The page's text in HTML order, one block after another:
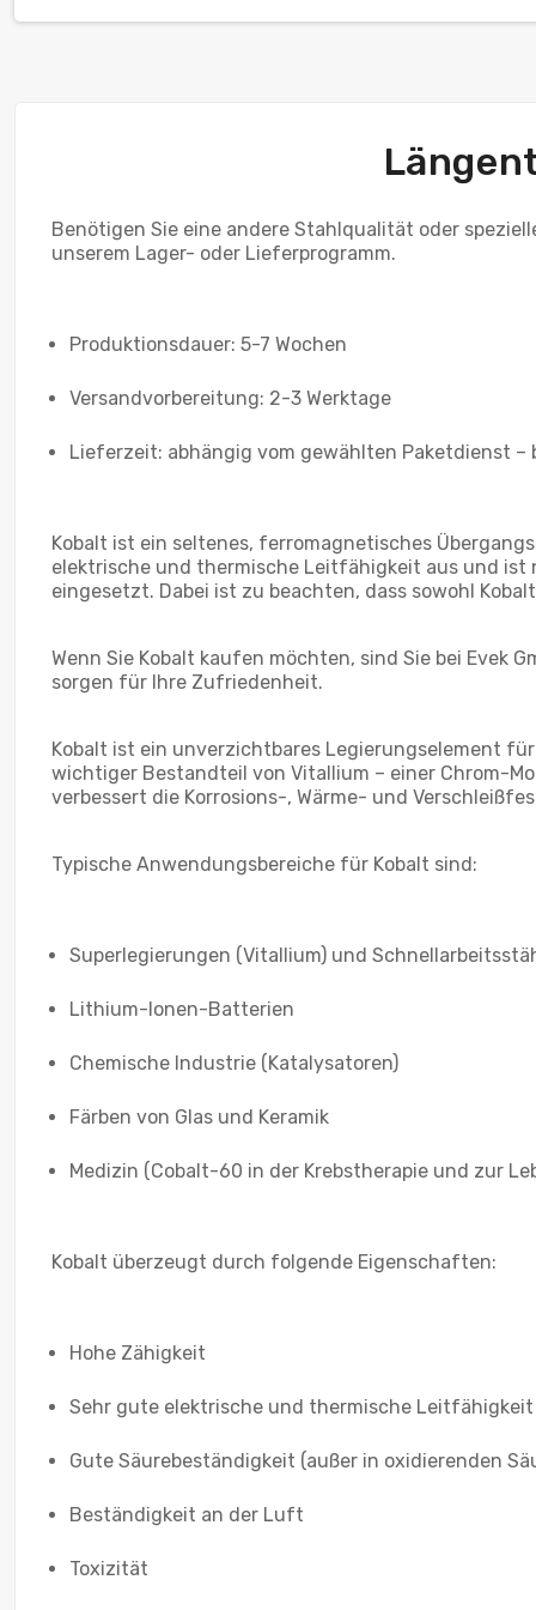
Benötigen Sie eine andere Stahlqualität oder
unserem Lager- oder Lieferprogramm.
Produktionsdauer: 5-7 Wochen
Versandvorbereitung: 2-3 Werktage
Lieferzeit: abhängig vom gewählten Paketdienst –
Kobalt ist ein seltenes, ferromagnetisches
elektrische und thermische Leitfähigkeit aus und
eingesetzt. Dabei ist zu beachten, dass sowohl
Wenn Sie Kobalt kaufen möchten, sind Sie bei Evek
sorgen für Ihre Zufriedenheit.
Kobalt ist ein unverzichtbares Legierungselement
wichtiger Bestandteil von Vitallium – einer Chrom-
verbessert die Korrosions-, Wärme- und
Typische Anwendungsbereiche für Kobalt sind:
Superlegierungen (Vitallium) und
Lithium-Ionen-Batterien
Chemische Industrie (Katalysatoren)
Färben von Glas und Keramik
Medizin (Cobalt-60 in der Krebstherapie und zur
Kobalt überzeugt durch folgende Eigenschaften:
Hohe Zähigkeit
Sehr gute elektrische und thermische Leitfähigkeit
Gute Säurebeständigkeit (außer in oxidierenden
Beständigkeit an der Luft
Toxizität